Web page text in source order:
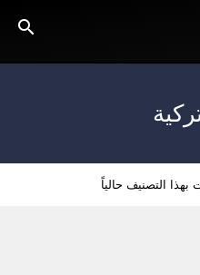
بهذا التصنيف حالياً